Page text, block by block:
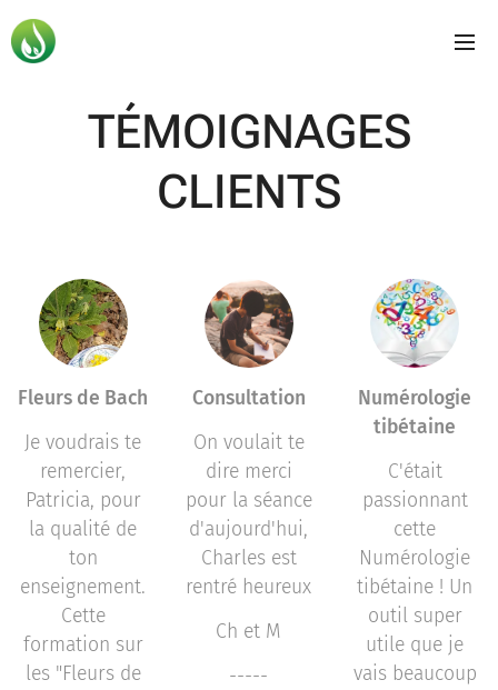
TÉMOIGNAGES
CLIENTS
Fleurs de Bach
Je voudrais te
remercier,
Patricia, pour
la qualité de
ton
enseignement.
Cette
formation sur
les "Fleurs de
Consultation
On voulait te
dire merci
pour la séance
d'aujourd'hui,
Charles est
rentré heureux
Ch et M
-----
Numérologie
tibétaine
C'était
passionnant
cette
Numérologie
tibétaine ! Un
outil super
utile que je
vais beaucoup